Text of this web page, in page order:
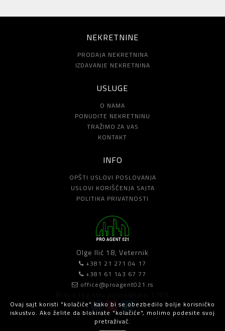
NEKRETNINE
PRODAJA NEKRETNINA
IZDAVANJE NEKRETNINA
USLUGE
O NAMA
PONUDITE NEKRETNINU
TRAŽIMO ZA VAS
KONTAKT
INFO
OPŠTI USLOVI POSLOVANJA
USLOVI KORIŠĆENJA SAJTA
POLITIKA PRIVATNOSTI
Olge Ilić 18, Veternik
+381 21 271 04 17
+381 61 143 67 77
office@proagent021.rs
Ovaj sajt koristi "kolačiće" kako bi se obezbedilo bolje korisničko
iskustvo. Ako želite da blokirate "kolačiće", molimo podesite svoj
pretraživač.